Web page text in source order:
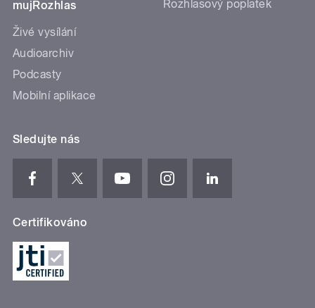
mujRozhlas
Živé vysílání
Audioarchiv
Podcasty
Mobilní aplikace
Rozhlasový poplatek
Sledujte nás
Certifikováno